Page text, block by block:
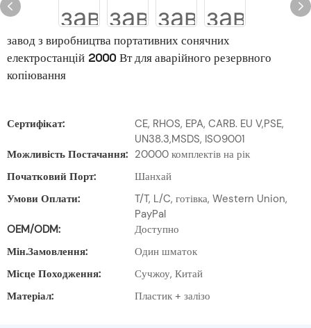
завод з виробництва портативних сонячних
електростанцій 2000 Вт для аварійного резервного
копіювання
Сертифікат:
CE, RHOS, EPA, CARB. EU V,PSE,
UN38.3,MSDS, ISO9001
Можливість Постачання: 20000 комплектів на рік
Початковий Порт:
Шанхай
Умови Оплати:
T/T, L/C, готівка, Western Union,
PayPal
OEM/ODM:
Доступно
Мін.замовлення:
Один шматок
Місце Походження:
Сучжоу, Китай
Матеріал:
Пластик + залізо